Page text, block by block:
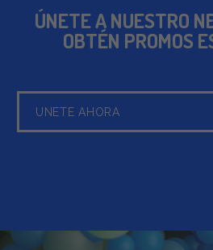
ÚNETE A NUESTRO
OBTÉN PROMOS
UNETE AHORA